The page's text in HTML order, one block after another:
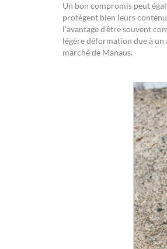
Un bon compromis peut
protègent bien leurs
l’avantage d’être souvent
légère déformation due à
marché de Manaus.